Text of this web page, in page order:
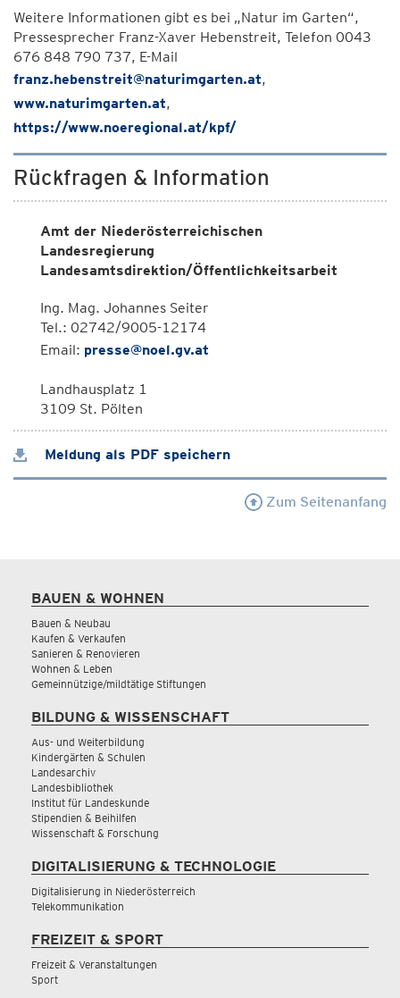
Weitere Informationen gibt es bei „Natur im Garten“,
Pressesprecher Franz-Xaver Hebenstreit, Telefon 0043
676 848 790 737, E-Mail
franz.hebenstreit@naturimgarten.at,
www.naturimgarten.at,
https://www.noeregional.at/kpf/
Rückfragen & Information
Amt der Niederösterreichischen
Landesregierung
Landesamtsdirektion/Öffentlichkeitsarbeit
Ing. Mag. Johannes Seiter
Tel.: 02742/9005-12174
Email: presse@noel.gv.at
Landhausplatz 1
3109 St. Pölten
Meldung als PDF speichern
Zum Seitenanfang
BAUEN & WOHNEN
Bauen & Neubau
Kaufen & Verkaufen
Sanieren & Renovieren
Wohnen & Leben
Gemeinnützige/mildtätige Stiftungen
BILDUNG & WISSENSCHAFT
Aus- und Weiterbildung
Kindergärten & Schulen
Landesarchiv
Landesbibliothek
Institut für Landeskunde
Stipendien & Beihilfen
Wissenschaft & Forschung
DIGITALISIERUNG & TECHNOLOGIE
Digitalisierung in Niederösterreich
Telekommunikation
FREIZEIT & SPORT
Freizeit & Veranstaltungen
Sport